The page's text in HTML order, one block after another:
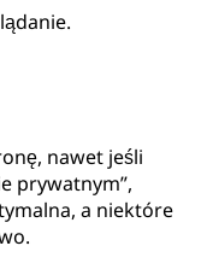
nawet jeśli
prywatnym”,
a niektóre